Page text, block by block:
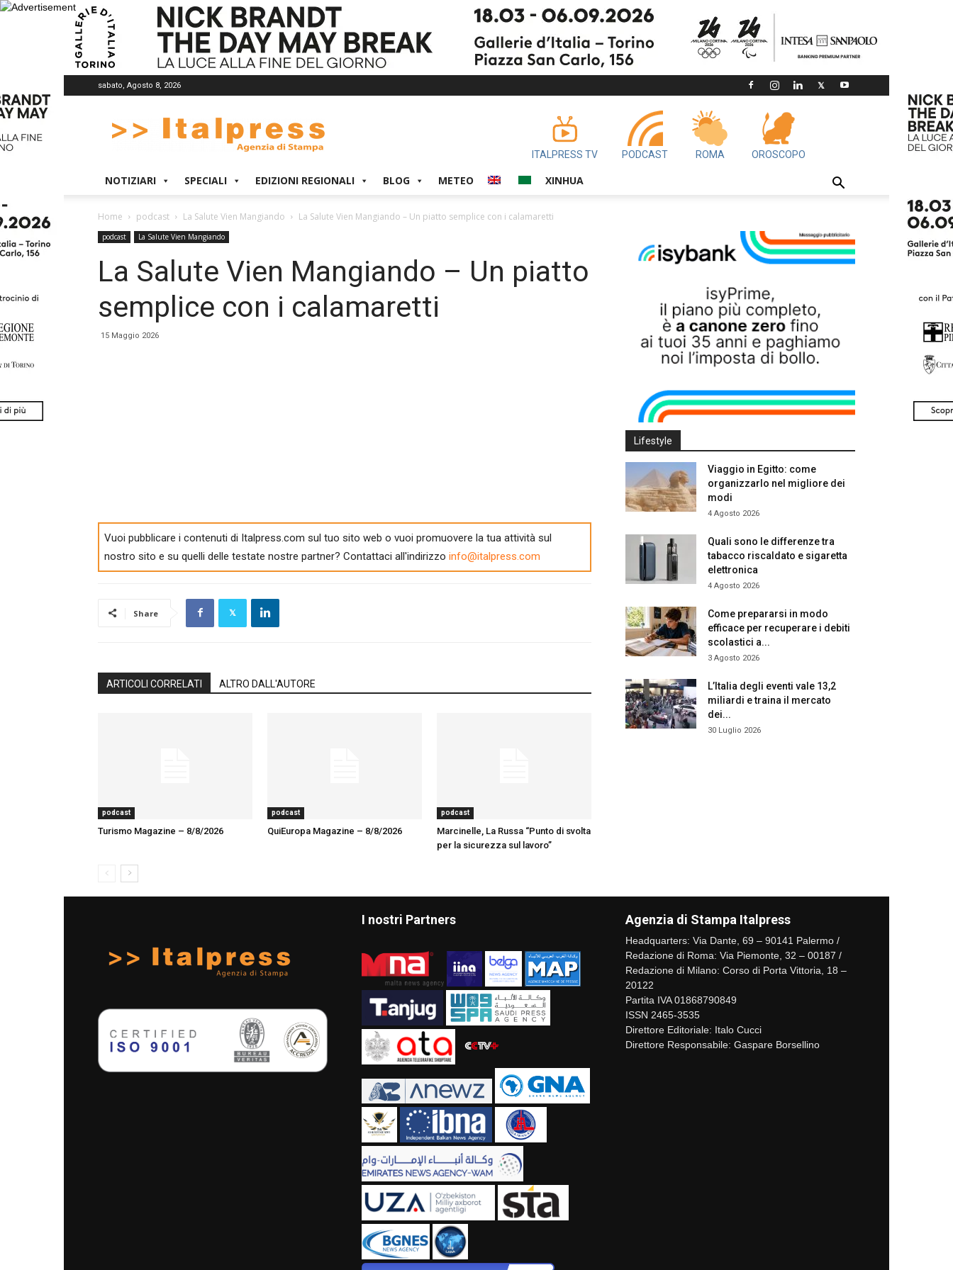
sabato, Agosto 8, 2026
ITALPRESS TV PODCAST ROMA OROSCOPO
NOTIZIARI SPECIALI EDIZIONI REGIONALI BLOG METEO XINHUA
Home podcast La Salute Vien Mangiando La Salute Vien Mangiando – Un piatto semplice con i calamaretti
podcast La Salute Vien Mangiando
La Salute Vien Mangiando – Un piatto
semplice con i calamaretti
15 Maggio 2026
Vuoi pubblicare i contenuti di Italpress.com sul tuo sito web o vuoi promuovere la tua attività sul
nostro sito e su quelli delle testate nostre partner? Contattaci all'indirizzo info@italpress.com
Share
ARTICOLI CORRELATI ALTRO DALL'AUTORE
podcast
Turismo Magazine – 8/8/2026
podcast
QuiEuropa Magazine – 8/8/2026
podcast
Marcinelle, La Russa “Punto di svolta
per la sicurezza sul lavoro”
Lifestyle
Viaggio in Egitto: come
organizzarlo nel migliore dei
modi
4 Agosto 2026
Quali sono le differenze tra
tabacco riscaldato e sigaretta
elettronica
4 Agosto 2026
Come prepararsi in modo
efficace per recuperare i debiti
scolastici a...
3 Agosto 2026
L’Italia degli eventi vale 13,2
miliardi e traina il mercato
dei...
30 Luglio 2026
I nostri Partners Agenzia di Stampa Italpress
Headquarters: Via Dante, 69 – 90141 Palermo /
Redazione di Roma: Via Piemonte, 32 – 00187 /
Redazione di Milano: Corso di Porta Vittoria, 18 –
20122
Partita IVA 01868790849
ISSN 2465-3535
Direttore Editoriale: Italo Cucci
Direttore Responsabile: Gaspare Borsellino